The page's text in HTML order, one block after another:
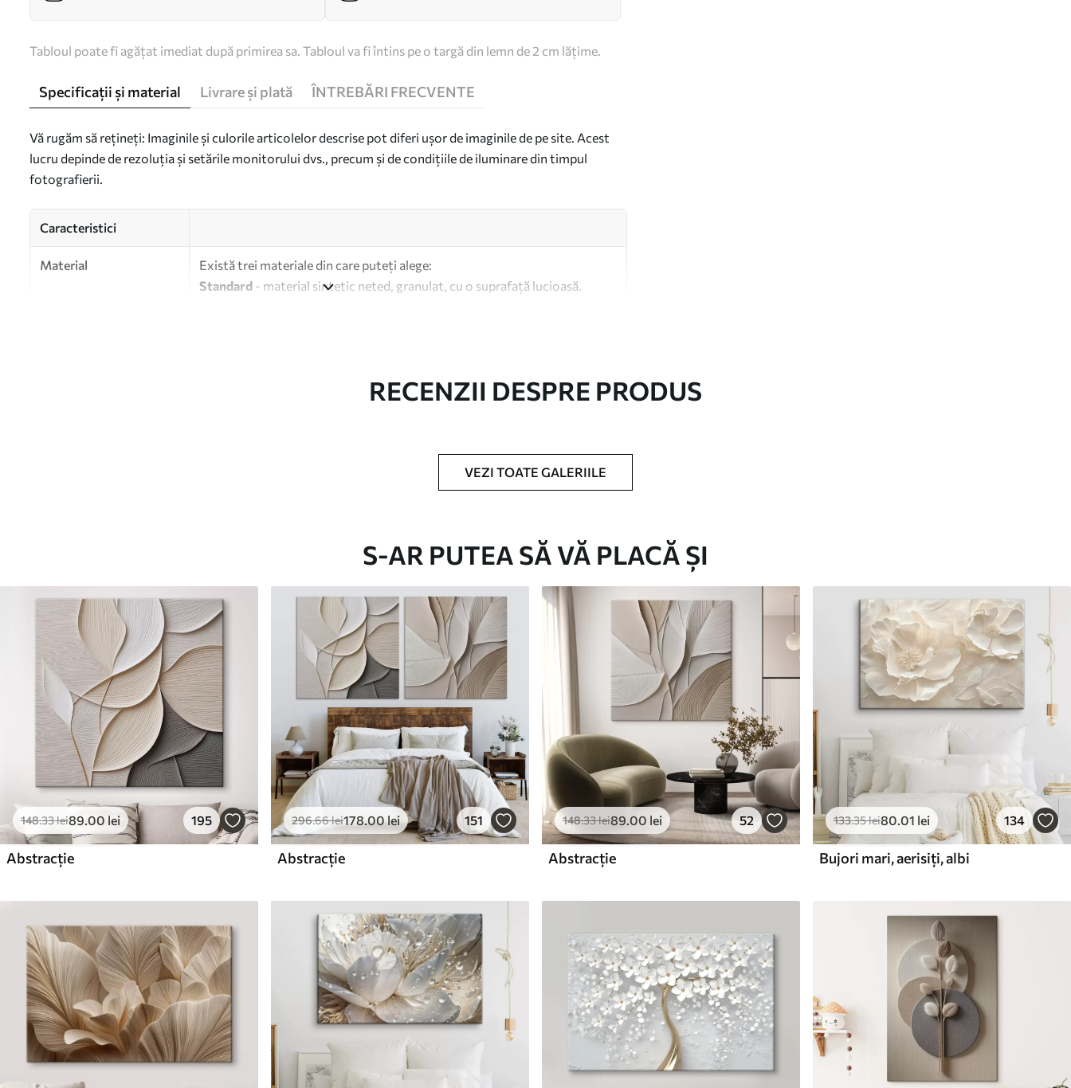
Tabloul poate fi agățat imediat după primirea sa. Tabloul va fi întins pe o targă din lemn de 2 cm lățime.
Specificații și material Livrare și plată ÎNTREBĂRI FRECVENTE
Vă rugăm să rețineți: Imaginile și culorile articolelor descrise pot diferi ușor de imaginile de pe site. Acest
lucru depinde de rezoluția și setările monitorului dvs., precum și de condițiile de iluminare din timpul
fotografierii.
Caracteristici
Material
Există trei materiale din care puteți alege:
Standard - material sintetic neted, granulat, cu o suprafață lucioasă.
✓
✓Rezistent la decolorare
✓ Cerneală sigură și inodoră
Suprafață tip pânză
✗ Material ecologic
✓
Rezistent la decolorare
Cerneală sigură și inodoră
Suprafață tip pânză
Material ecologic
De La124 .99lei
✓
✓Rezistent la decolorare
✓Cerneală sigură și inodoră
✓Suprafață tip pânză
✓Material ecologic
RECENZII DESPRE PRODUS
VEZI TOATE GALERIILE
S-AR PUTEA SĂ VĂ PLACĂ ȘI
148.33lei89.00 lei 195
Abstracție
296.66lei178.00lei 151
Abstracție
148.33lei89.00 lei 52
Abstracție
133.35lei80.01 lei 134
Bujori mari, aerisiți, albi